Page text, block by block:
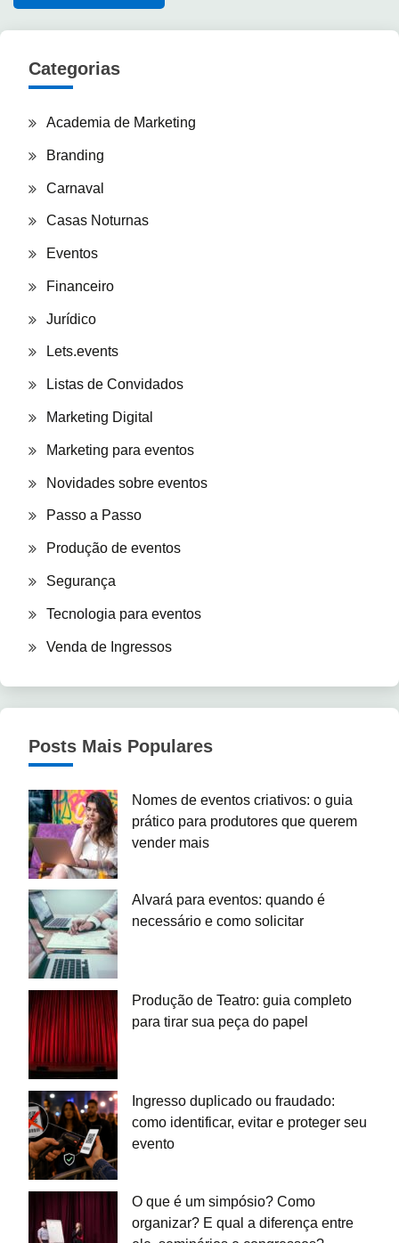
Categorias
Academia de Marketing
Branding
Carnaval
Casas Noturnas
Eventos
Financeiro
Jurídico
Lets.events
Listas de Convidados
Marketing Digital
Marketing para eventos
Novidades sobre eventos
Passo a Passo
Produção de eventos
Segurança
Tecnologia para eventos
Venda de Ingressos
Posts Mais Populares
Nomes de eventos criativos: o guia
prático para produtores que querem
vender mais
Alvará para eventos: quando é
necessário e como solicitar
Produção de Teatro: guia completo
para tirar sua peça do papel
Ingresso duplicado ou fraudado:
como identificar, evitar e proteger seu
evento
O que é um simpósio? Como
organizar? E qual a diferença entre